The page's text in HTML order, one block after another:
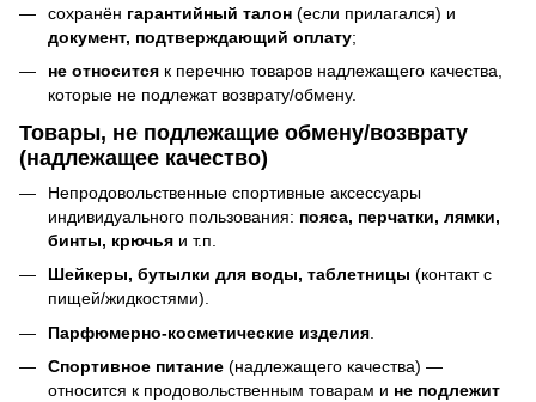
сохранён гарантийный талон (если прилагался) и
документ, подтверждающий оплату;
не относится к перечню товаров надлежащего качества,
которые не подлежат возврату/обмену.
Товары, не подлежащие обмену/возврату
(надлежащее качество)
Непродовольственные спортивные аксессуары
индивидуального пользования: пояса, перчатки, лямки,
бинты, крючья и т.п.
Шейкеры, бутылки для воды, таблетницы (контакт с
пищей/жидкостями).
Парфюмерно-косметические изделия
Спортивное питание (надлежащего качества) —
относится к продовольственным товарам и не подлежит